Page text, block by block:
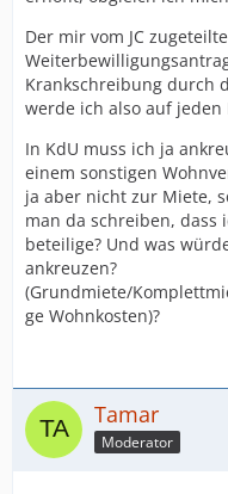
Der mir vom JC
Krankschreibung durch
werde ich also auf jeden
In KdU muss ich ja
einem sonstigen
ja aber nicht zur Miete,
man da schreiben, dass
beteilige? Und was
ankreuzen?
(Grundmiete/
ge Wohnkosten)?
Tamar
Moderator